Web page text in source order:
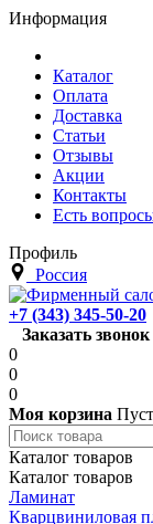
Информация
Каталог
Оплата
Доставка
Статьи
Отзывы
Акции
Контакты
Есть
Профиль
Россия
+7 (343) 345-50-20
Заказать звонок
0
0
0
Моя корзина
Каталог товаров
Каталог товаров
Ламинат
Кварцвиниловая